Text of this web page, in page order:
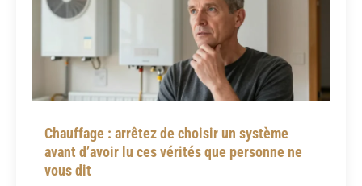
Chauffage : arrêtez de choisir un système
avant d’avoir lu ces vérités que personne ne
vous dit